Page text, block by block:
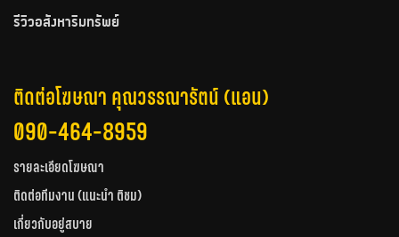
รีวิวอสังหาริมทรัพย์
ติดต่อโฆษณา คุณวรรณารัตน์ (แอน)
090-464-8959
รายละเอียดโฆษณา
ติดต่อทีมงาน (แนะนำ ติชม)
เกี่ยวกับอยู่สบาย